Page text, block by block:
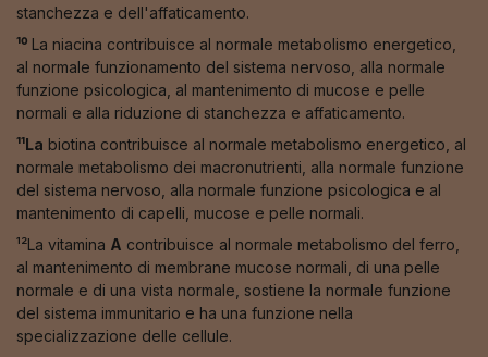
stanchezza e dell'affaticamento.
¹⁰ La niacina contribuisce al normale metabolismo energetico,
al normale funzionamento del sistema nervoso, alla normale
funzione psicologica, al mantenimento di mucose e pelle
normali e alla riduzione di stanchezza e affaticamento.
¹¹La biotina contribuisce al normale metabolismo energetico, al
normale metabolismo dei macronutrienti, alla normale funzione
del sistema nervoso, alla normale funzione psicologica e al
mantenimento di capelli, mucose e pelle normali.
¹²La vitamina A contribuisce al normale metabolismo del ferro,
al mantenimento di membrane mucose normali, di una pelle
normale e di una vista normale, sostiene la normale funzione
del sistema immunitario e ha una funzione nella
specializzazione delle cellule.